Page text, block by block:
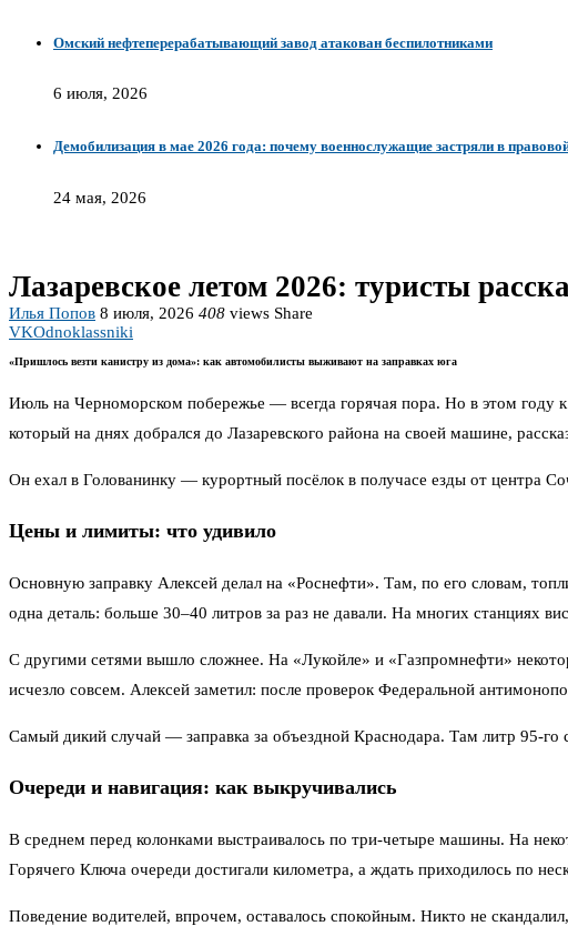
Омский нефтеперерабатывающий завод атакован беспилотниками
6 июля, 2026
Демобилизация в мае 2026 года: почему военнослужащие застряли в
24 мая, 2026
Лазаревское летом 2026: туристы
Илья Попов 8 июля, 2026 408 views Share
VKOdnoklassniki
«Пришлось везти канистру из дома»: как автомобилисты выживают на заправках юга
Июль на Черноморском побережье — всегда горячая пора. Но в этом году
который на днях добрался до Лазаревского района на своей машине,
Он ехал в Голованинку — курортный посёлок в получасе езды от центра
Цены и лимиты: что удивило
Основную заправку Алексей делал на «Роснефти». Там, по его словам,
одна деталь: больше 30–40 литров за раз не давали. На многих станциях
С другими сетями вышло сложнее. На «Лукойле» и «Газпромнефти»
исчезло совсем. Алексей заметил: после проверок Федеральной
Самый дикий случай — заправка за объездной Краснодара. Там литр 95-
Очереди и навигация: как выкручивались
В среднем перед колонками выстраивалось по три‑четыре машины. На
Горячего Ключа очереди достигали километра, а ждать приходилось по
Поведение водителей, впрочем, оставалось спокойным. Никто не